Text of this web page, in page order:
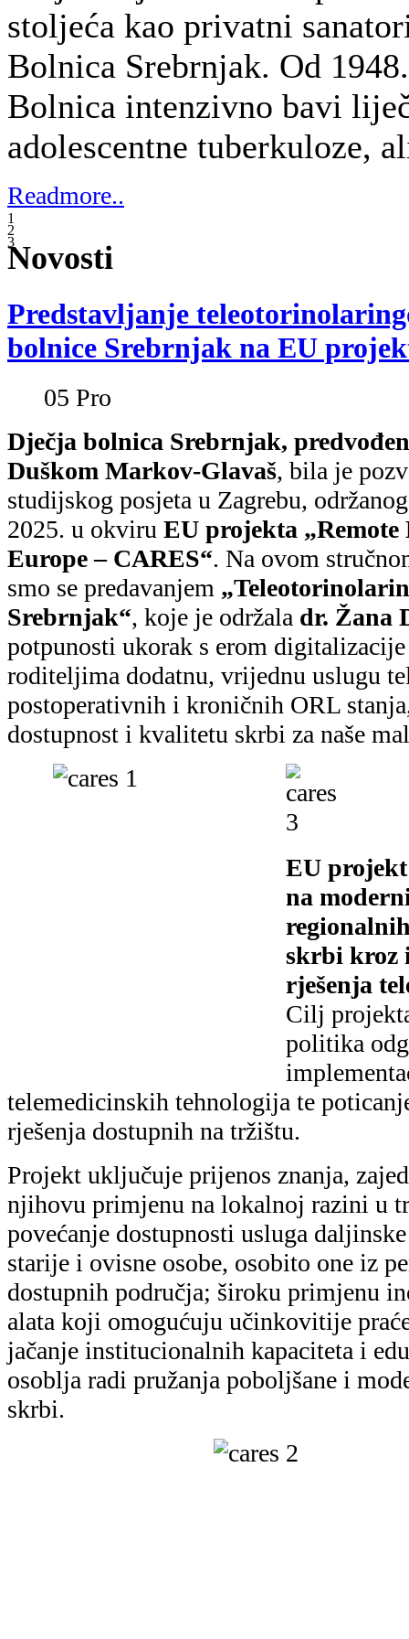
05
Pro
Dječja bolnica Srebrnjak,
Duškom Markov-Glavaš
, bila je
studijskog posjeta u Zagrebu,
2025. u okviruEU projekta „Remote
smo se predavanjem
Srebrnjak“
potpunosti ukorak s erom
postoperativnih i kroničnih ORL
dostupnost i kvalitetu skrbi za naše
EU
na
skrbi kroz
rješenja
Cilj
politika
telemedicinskih tehnologija te
rješenja dostupnih na tržištu.
Projekt uključuje prijenos znanja,
njihovu primjenu na lokalnoj razini u
starije i ovisne osobe, osobito one iz
dostupnih područja; široku primjenu
alata koji omogućuju učinkovitije
jačanje institucionalnih kapaciteta i
osoblja radi pružanja poboljšane i